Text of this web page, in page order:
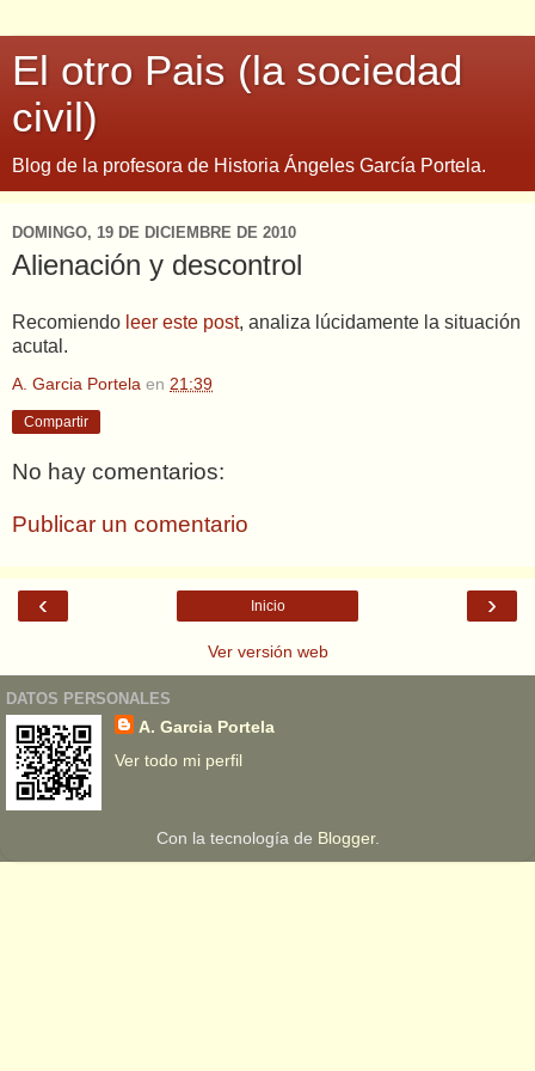
El otro Pais (la sociedad
civil)
Blog de la profesora de Historia Ángeles García Portela.
DOMINGO, 19 DE DICIEMBRE DE 2010
Alienación y descontrol
Recomiendo leer este post, analiza lúcidamente la situación
acutal.
A. Garcia Portela en 21:39
Compartir
No hay comentarios:
Publicar un comentario
‹ ›
Inicio
Ver versión web
DATOS PERSONALES
A. Garcia Portela
Ver todo mi perfil
Con la tecnología de Blogger.